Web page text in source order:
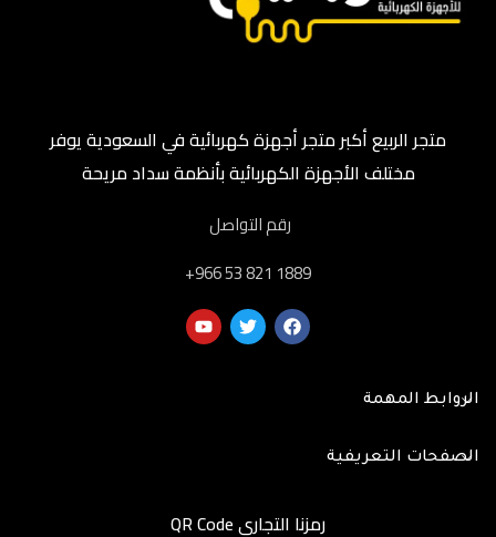
متجر الربيع أكبر متجر أجهزة كهربائية في السعودية يوفر
مختلف الأجهزة الكهربائية بأنظمة سداد مريحة
رقم التواصل
‎+966 53 821 1889
الروابط المهمة
الصفحات التعريفية
رمزنا التجاري QR Code